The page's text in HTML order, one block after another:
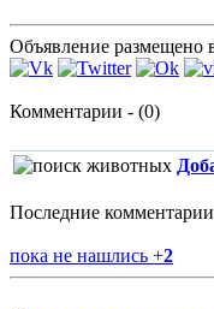
Объявление размещено
Комментарии - (0)
Последние комментарии
пока не нашлись +2